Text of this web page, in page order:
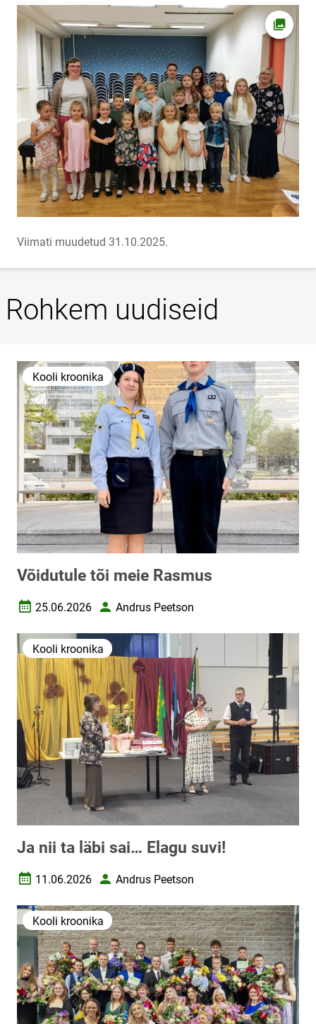
Ava
Viimati muudetud 31.10.2025.
Rohkem uudiseid
Kooli kroonika
Võidutule tõi meie Rasmus
Loomise kuupäev
25.06.2026 AutorAndrus Peetson
Kooli kroonika
Ja nii ta läbi sai… Elagu suvi!
Loomise kuupäev
11.06.2026 AutorAndrus Peetson
Kooli kroonika